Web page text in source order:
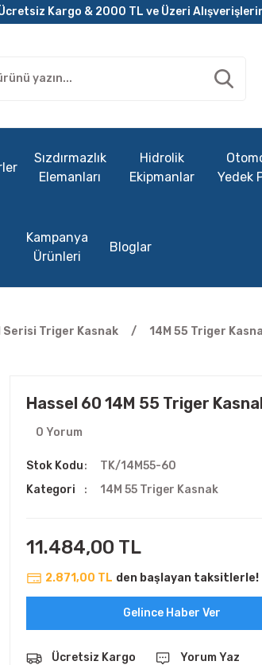
Kargo & 2000 TL ve Üzeri
Sızdırmazlık
Elemanları
Hidrolik
Ekipmanlar
Yedek
Kampanya
Ürünleri
Bloglar
Serisi Triger Kasnak 14M 55 Triger
Hassel 60 14M 55 Triger
0 Yorum
Stok Kodu
TK/14M55-60
Kategori
14M 55 Triger Kasnak
11.484,00 TL
2.871,00 TL den başlayan taksitlerle!
Gelince Haber Ver
Ücretsiz Kargo Yorum Yaz